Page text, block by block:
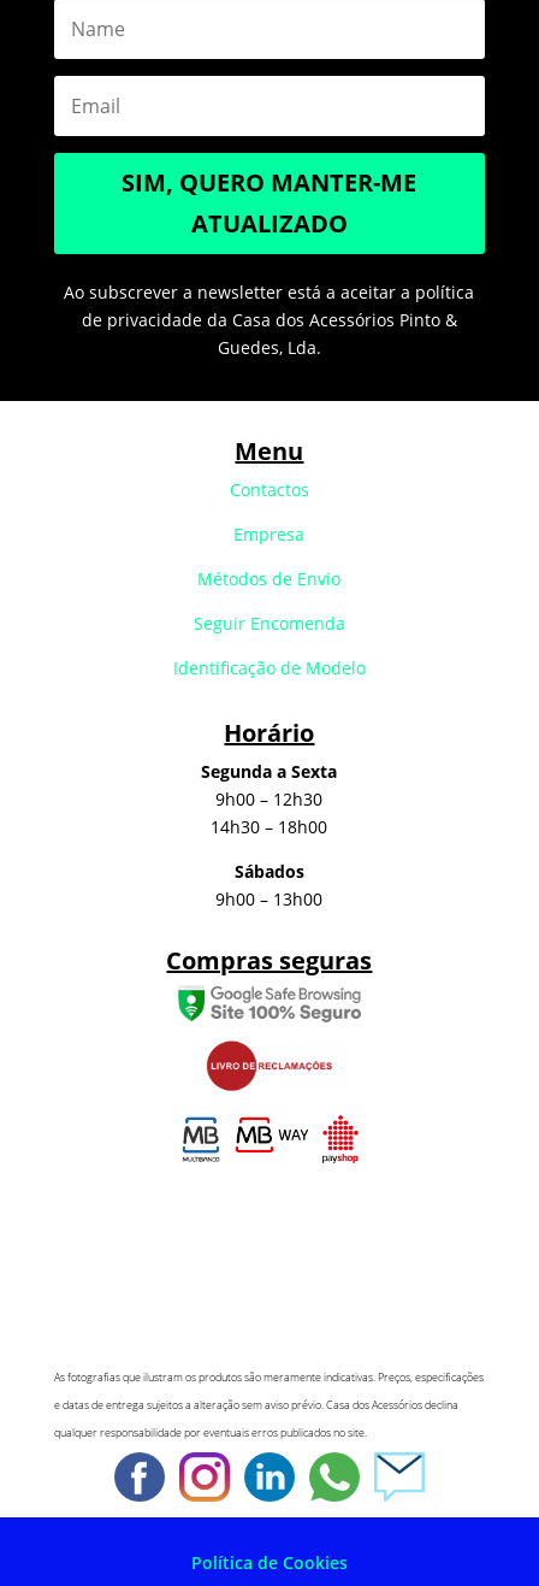
SIM, QUERO MANTER-ME
ATUALIZADO
Ao subscrever a newsletter está a aceitar a política
de privacidade da Casa dos Acessórios Pinto &
Guedes, Lda.
Menu
Contactos
Empresa
Métodos de Envio
Seguir Encomenda
Identificação de Modelo
Horário
Segunda a Sexta
9h00 – 12h30
14h30 – 18h00
Sábados
9h00 – 13h00
Compras seguras
As fotografias que ilustram os produtos são meramente indicativas. Preços, especificações
e datas de entrega sujeitos a alteração sem aviso prévio. Casa dos Acessórios declina
qualquer responsabilidade por eventuais erros publicados no site.
Política de Cookies